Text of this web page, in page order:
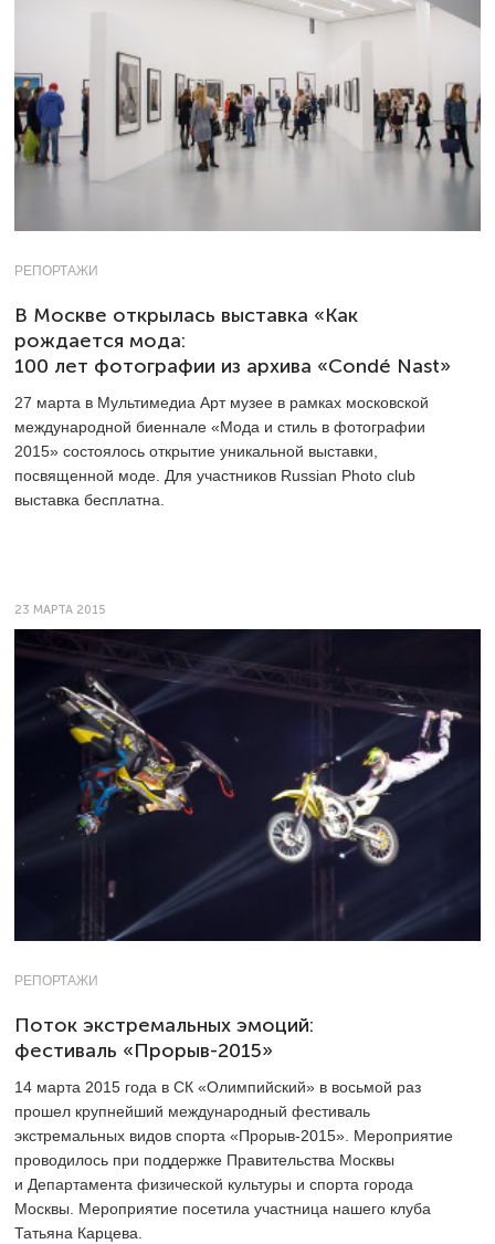
РЕПОРТАЖИ
В Москве открылась выставка «Как
рождается мода:
100 лет фотографии из архива «Condé Nast»
27 марта в Мультимедиа Арт музее в рамках московской
международной биеннале «Мода и стиль в фотографии
2015» состоялось открытие уникальной выставки,
посвященной моде. Для участников Russian Photo club
выставка бесплатна.
23 МАРТА 2015
РЕПОРТАЖИ
Поток экстремальных эмоций:
фестиваль «Прорыв-2015»
14 марта 2015 года в СК «Олимпийский» в восьмой раз
прошел крупнейший международный фестиваль
экстремальных видов спорта «Прорыв-2015». Мероприятие
проводилось при поддержке Правительства Москвы
и Департамента физической культуры и спорта города
Москвы. Мероприятие посетила участница нашего клуба
Татьяна Карцева.